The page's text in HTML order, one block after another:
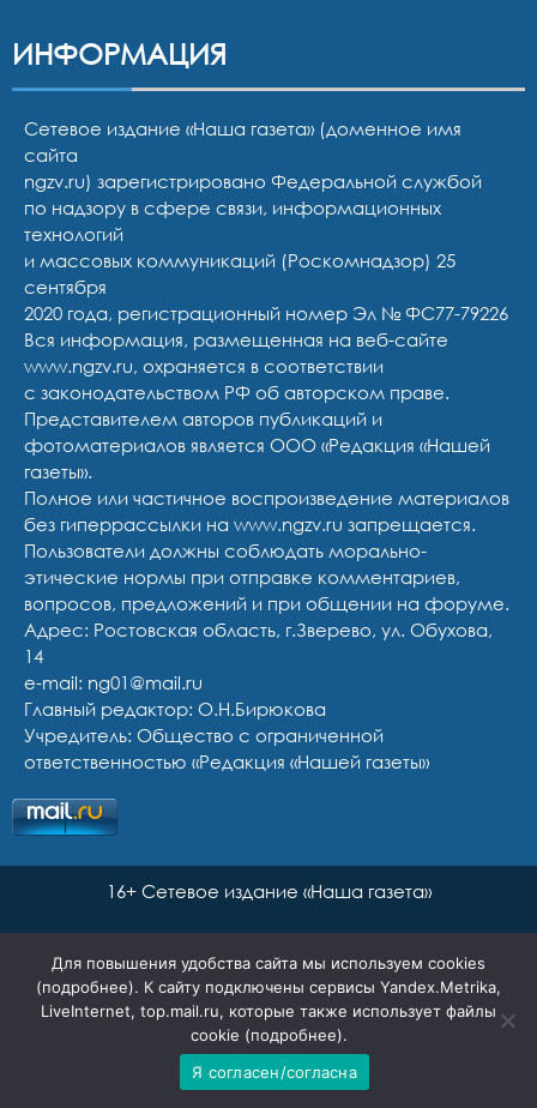
ИНФОРМАЦИЯ
Сетевое издание «Наша газета» (доменное имя
сайта
ngzv.ru) зарегистрировано Федеральной службой
по надзору в сфере связи, информационных
технологий
и массовых коммуникаций (Роскомнадзор) 25
сентября
2020 года, регистрационный номер Эл № ФС77-79226
Вся информация, размещенная на веб-сайте
www.ngzv.ru, охраняется в соответствии
с законодательством РФ об авторском праве.
Представителем авторов публикаций и
фотоматериалов является ООО «Редакция «Нашей
газеты».
Полное или частичное воспроизведение материалов
без гиперрассылки на www.ngzv.ru запрещается.
Пользователи должны соблюдать морально-
этические нормы при отправке комментариев,
вопросов, предложений и при общении на форуме.
Адрес: Ростовская область, г.Зверево, ул. Обухова,
14
e-mail: ng01@mail.ru
Главный редактор: О.Н.Бирюкова
Учредитель: Общество с ограниченной
ответственностью «Редакция «Нашей газеты»
16+ Сетевое издание «Наша газета»
Сайт разработан Ян Маар
Для повышения удобства сайта мы используем cookies
(подробнее). К сайту подключены сервисы Yandex.Metrika,
LiveInternet, top.mail.ru, которые также использует файлы
cookie (подробнее).
Я согласен/согласна